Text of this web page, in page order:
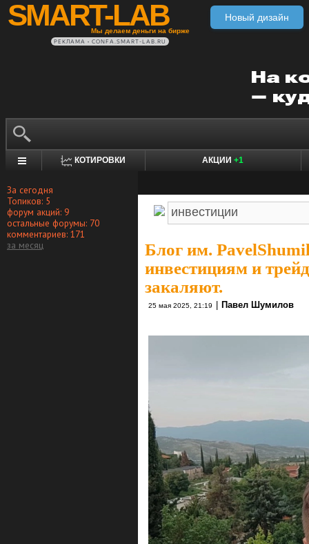
SMART-LAB
Мы делаем деньги на бирже
Новый дизайн
РЕКЛАМА • CONFA.SMART-LAB.RU
КОТИРОВКИ АКЦИИ +1
За сегодня
Топиков: 5
форум акций: 9
остальные форумы: 70
комментариев: 171
за месяц
Блог им.
инвестициям и
закаляют.
25 мая 2025, 21:19 Павел Шумилов